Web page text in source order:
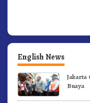
English News
Jakarta
Buaya